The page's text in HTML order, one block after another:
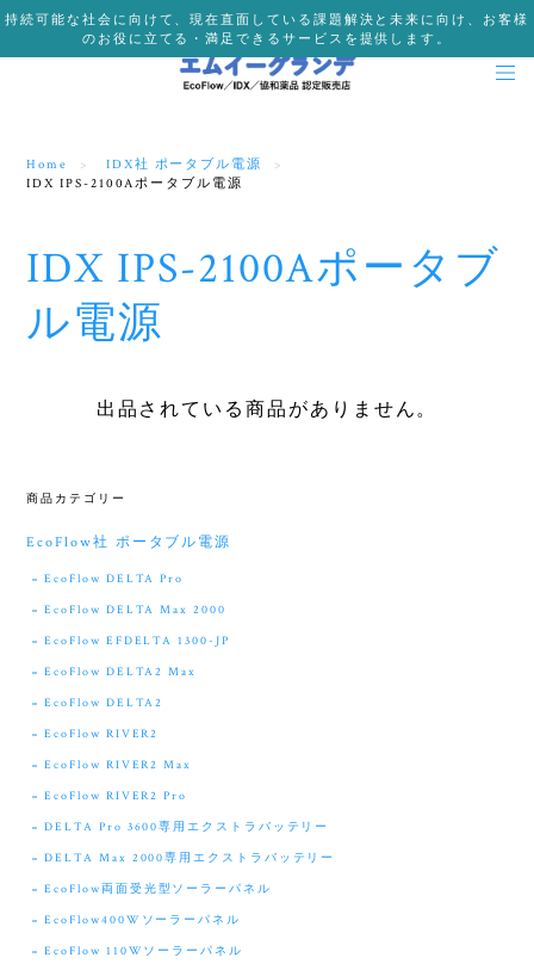
持続可能な社会に向けて、現在直面している課題解決と未来に向け、お客様
のお役に立てる・満足できるサービスを提供します。
Home
IDX社 ポータブル電源
IDX IPS-2100Aポータブル電源
IDX IPS-2100Aポータブ
ル電源
出品されている商品がありません。
商品カテゴリー
EcoFlow社 ポータブル電源
EcoFlow DELTA Pro
EcoFlow DELTA Max 2000
EcoFlow EFDELTA 1300-JP
EcoFlow DELTA2 Max
EcoFlow DELTA2
EcoFlow RIVER2
EcoFlow RIVER2 Max
EcoFlow RIVER2 Pro
DELTA Pro 3600専用エクストラバッテリー
DELTA Max 2000専用エクストラバッテリー
EcoFlow両面受光型ソーラーパネル
EcoFlow400Wソーラーパネル
EcoFlow 110Wソーラーパネル